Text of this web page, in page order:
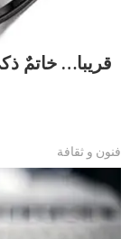
قريبا…
فنون و ثقافة